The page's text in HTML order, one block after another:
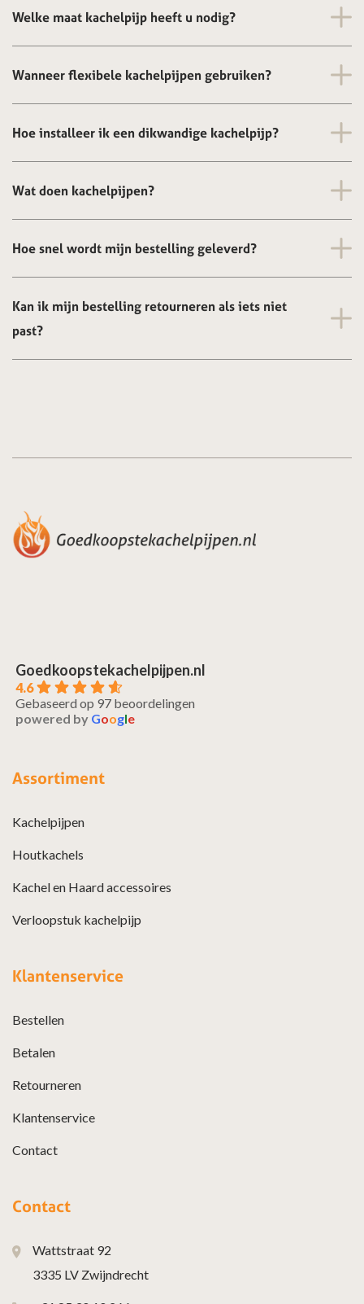
Welke maat kachelpijp heeft u nodig?
Wanneer flexibele kachelpijpen gebruiken?
Hoe installeer ik een dikwandige kachelpijp?
Wat doen kachelpijpen?
Hoe snel wordt mijn bestelling geleverd?
Kan ik mijn bestelling retourneren als iets niet
past?
Goedkoopstekachelpijpen.nl
4.6
Gebaseerd op 97 beoordelingen
powered by Google
Assortiment
Kachelpijpen
Houtkachels
Kachel en Haard accessoires
Verloopstuk kachelpijp
Klantenservice
Bestellen
Betalen
Retourneren
Klantenservice
Contact
Contact
Wattstraat 92
3335 LV Zwijndrecht